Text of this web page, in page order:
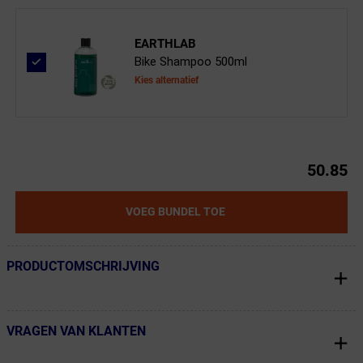
EARTHLAB
Bike Shampoo 500ml
Kies alternatief
50.85
VOEG BUNDEL TOE
← Terug naar productnavigatie
PRODUCTOMSCHRIJVING
← Terug naar productnavigatie
VRAGEN VAN KLANTEN